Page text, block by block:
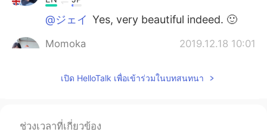
@ジェイ Yes, very beautiful indeed. 🙂
Momoka 2019.12.18 10:01
I’m gonna go to NZ next year. I’m getting
yuka
เปิด HelloTalk เพื่อเข้าร่วมในบทสนทนา
ช่วงเวลาที่เกี่ยวข้อง